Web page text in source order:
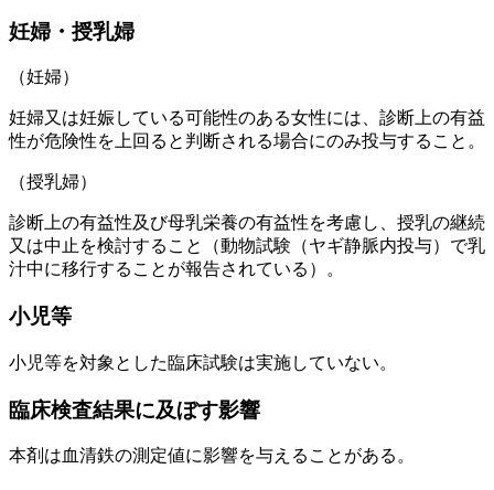
妊婦・授乳婦
（妊婦）
妊婦又は妊娠している可能性のある女性には、診断上の有益
性が危険性を上回ると判断される場合にのみ投与すること。
（授乳婦）
診断上の有益性及び母乳栄養の有益性を考慮し、授乳の継続
又は中止を検討すること（動物試験（ヤギ静脈内投与）で乳
汁中に移行することが報告されている）。
小児等
小児等を対象とした臨床試験は実施していない。
臨床検査結果に及ぼす影響
本剤は血清鉄の測定値に影響を与えることがある。